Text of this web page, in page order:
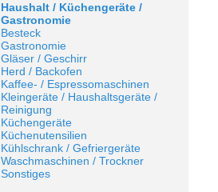
Haushalt / Küchengeräte /
Gastronomie
Besteck
Gastronomie
Gläser / Geschirr
Herd / Backofen
Kaffee- / Espressomaschinen
Kleingeräte / Haushaltsgeräte /
Reinigung
Küchengeräte
Küchenutensilien
Kühlschrank / Gefriergeräte
Waschmaschinen / Trockner
Sonstiges